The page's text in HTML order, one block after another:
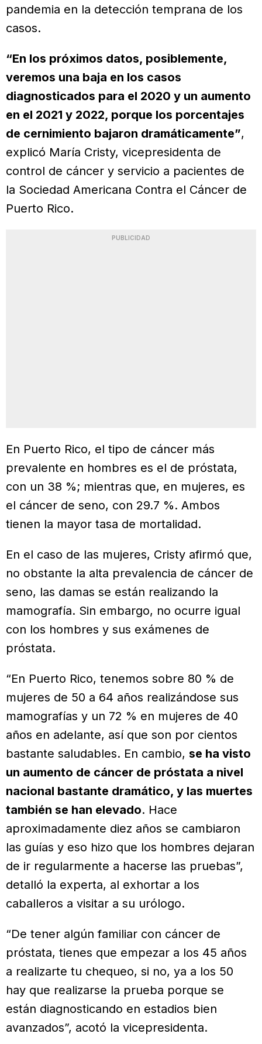
pandemia en la detección temprana de los
casos.
“En los próximos datos, posiblemente,
veremos una baja en los casos
diagnosticados para el 2020 y un aumento
en el 2021 y 2022, porque los porcentajes
de cernimiento bajaron dramáticamente”,
explicó María Cristy, vicepresidenta de
control de cáncer y servicio a pacientes de
la Sociedad Americana Contra el Cáncer de
Puerto Rico.
PUBLICIDAD
En Puerto Rico, el tipo de cáncer más
prevalente en hombres es el de próstata,
con un 38 %; mientras que, en mujeres, es
el cáncer de seno, con 29.7 %. Ambos
tienen la mayor tasa de mortalidad.
En el caso de las mujeres, Cristy afirmó que,
no obstante la alta prevalencia de cáncer de
seno, las damas se están realizando la
mamografía. Sin embargo, no ocurre igual
con los hombres y sus exámenes de
próstata.
“En Puerto Rico, tenemos sobre 80 % de
mujeres de 50 a 64 años realizándose sus
mamografías y un 72 % en mujeres de 40
años en adelante, así que son por cientos
bastante saludables. En cambio, se ha visto
un aumento de cáncer de próstata a nivel
nacional bastante dramático, y las muertes
también se han elevado. Hace
aproximadamente diez años se cambiaron
las guías y eso hizo que los hombres dejaran
de ir regularmente a hacerse las pruebas”,
detalló la experta, al exhortar a los
caballeros a visitar a su urólogo.
“De tener algún familiar con cáncer de
próstata, tienes que empezar a los 45 años
a realizarte tu chequeo, si no, ya a los 50
hay que realizarse la prueba porque se
están diagnosticando en estadios bien
avanzados”, acotó la vicepresidenta.